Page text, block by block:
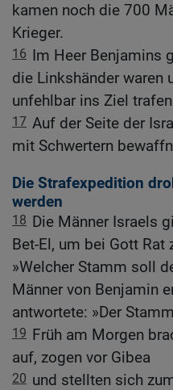
kamen noch die 700
Krieger.
16 Im Heer Benjamins
die Linkshänder waren
unfehlbar ins Ziel
17 Auf der Seite der
mit Schwertern
Die Strafexpedition
werden
18 Die Männer Israels
Bet-El, um bei Gott Rat
»Welcher Stamm soll
Männer von Benjamin
antwortete: »Der
19 Früh am Morgen
auf, zogen vor Gibea
20 und stellten sich